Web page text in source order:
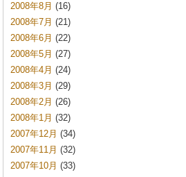
2008年8月 (16)
2008年7月 (21)
2008年6月 (22)
2008年5月 (27)
2008年4月 (24)
2008年3月 (29)
2008年2月 (26)
2008年1月 (32)
2007年12月 (34)
2007年11月 (32)
2007年10月 (33)